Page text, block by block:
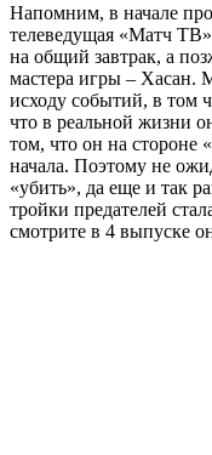
Напомним, в начале
телеведущая «Матч
на общий завтрак, а
мастера игры – Хасан.
исходу событий, в том
что в реальной жизни
том, что он на стороне
начала. Поэтому не
«убить», да еще и так
тройки предателей
смотрите в 4 выпуске